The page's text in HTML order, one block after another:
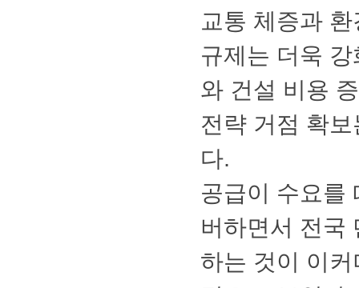
교통체증과
규제는더욱
와건설비용
전략거점확
다.
공급이수요
버하면서전
하는것이이